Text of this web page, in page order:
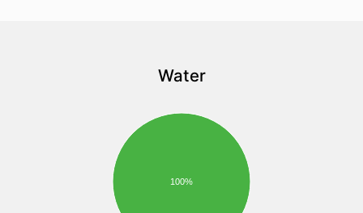
Water
100%